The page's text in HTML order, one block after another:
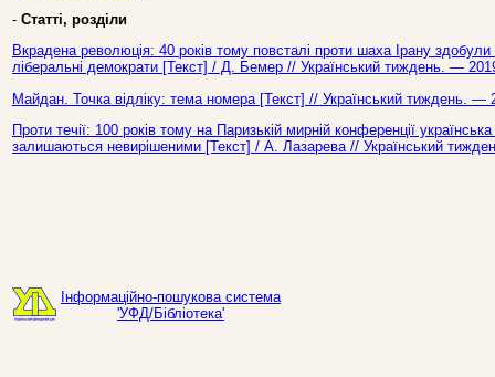
- Статті, розділи
Вкрадена революція: 40 років тому повсталі проти шаха Ірану
ліберальні демократи [Текст] / Д. Бемер // Український тиждень. —
Майдан. Точка відліку: тема номера [Текст] // Український
Проти течії: 100 років тому на Паризькій мирній конференції
залишаються невирішеними [Текст] / А. Лазарева // Український
Інформаційно-пошукова система
'УФД/Бібліотека'